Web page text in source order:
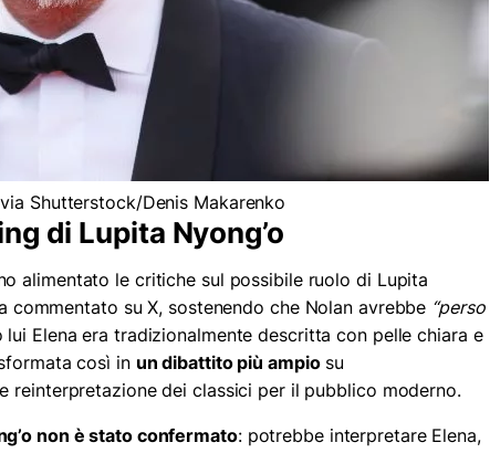
Shutterstock/Denis Makarenko
di Lupita Nyong’o
alimentato le critiche sul possibile ruolo di Lupita
commentato su X, sostenendo che Nolan avrebbe “perso
lui Elena era tradizionalmente descritta con pelle chiara e
così in un dibattito più ampiosu
reinterpretazione dei classici per il pubblico moderno.
non è stato confermato: potrebbe interpretare Elena,